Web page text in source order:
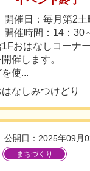
開催日：毎月第2土
開催時間：14：30
おはなしコーナ
催します。
使...
なしみつけどり
公開日：2025年09月
まちづくり